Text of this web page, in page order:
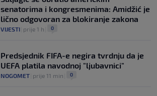
senatorima i kongresmenima: Amidžić je
lično odgovoran za blokiranje zakona
VIJESTI prije 1 h 0
Predsjednik FIFA-e negira tvrdnju da je
UEFA platila navodnoj "ljubavnici"
NOGOMET prije 11 min 0